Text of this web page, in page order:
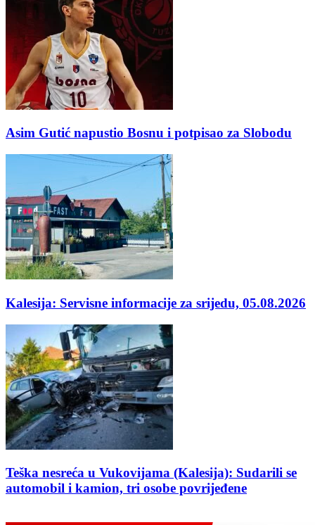
Asim Gutić napustio Bosnu i potpisao za Slobodu
Kalesija: Servisne informacije za srijedu, 05.08.2026
Teška nesreća u Vukovijama (Kalesija): Sudarili se
automobil i kamion, tri osobe povrijeđene